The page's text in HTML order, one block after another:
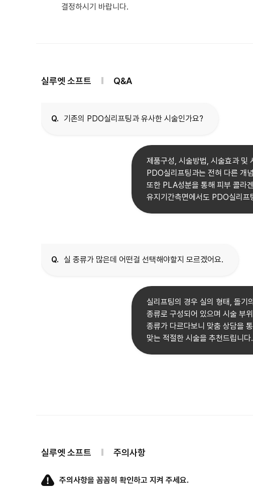
결정하시기 바랍니다.
실루엣 소프트 Q&A
Q. 기존의 PDO실리프팅과 유사한 시술인가요?
제품구성, 시술방법, 시술효과 및
PDO실리프팅과는 전혀 다른 개
또한 PLA성분을 통해 피부 콜라
유지기간측면에서도 PDO실리프
Q. 실 종류가 많은데 어떤걸 선택해야할지 모르겠어요.
실리프팅의 경우 실의 형태, 돌기
종류로 구성되어 있으며 시술 부
종류가 다르다보니 맞춤 상담을
맞는 적절한 시술을 추천드립니다.
실루엣 소프트 주의사항
주의사항을 꼼꼼히 확인하고 지켜 주세요.